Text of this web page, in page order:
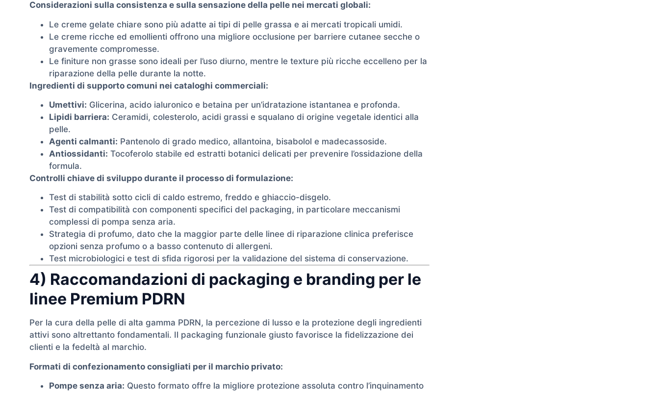
Considerazioni sulla consistenza e sulla sensazione della pelle nei mercati globali:
Le creme gelate chiare sono più adatte ai tipi di pelle grassa e ai mercati tropicali umidi.
Le creme ricche ed emollienti offrono una migliore occlusione per barriere cutanee secche o
gravemente compromesse.
Le finiture non grasse sono ideali per l’uso diurno, mentre le texture più ricche eccelleno per la
riparazione della pelle durante la notte.
Ingredienti di supporto comuni nei cataloghi commerciali:
Umettivi: Glicerina, acido ialuronico e betaina per un’idratazione istantanea e profonda.
Lipidi barriera: Ceramidi, colesterolo, acidi grassi e squalano di origine vegetale identici alla
pelle.
Agenti calmanti: Pantenolo di grado medico, allantoina, bisabolol e madecassoside.
Antiossidanti: Tocoferolo stabile ed estratti botanici delicati per prevenire l’ossidazione della
formula.
Controlli chiave di sviluppo durante il processo di formulazione:
Test di stabilità sotto cicli di caldo estremo, freddo e ghiaccio-disgelo.
Test di compatibilità con componenti specifici del packaging, in particolare meccanismi
complessi di pompa senza aria.
Strategia di profumo, dato che la maggior parte delle linee di riparazione clinica preferisce
opzioni senza profumo o a basso contenuto di allergeni.
Test microbiologici e test di sfida rigorosi per la validazione del sistema di conservazione.
4) Raccomandazioni di packaging e branding per le
linee Premium PDRN
Per la cura della pelle di alta gamma PDRN, la percezione di lusso e la protezione degli ingredienti
attivi sono altrettanto fondamentali. Il packaging funzionale giusto favorisce la fidelizzazione dei
clienti e la fedeltà al marchio.
Formati di confezionamento consigliati per il marchio privato:
Pompe senza aria: Questo formato offre la migliore protezione assoluta contro l’inquinamento